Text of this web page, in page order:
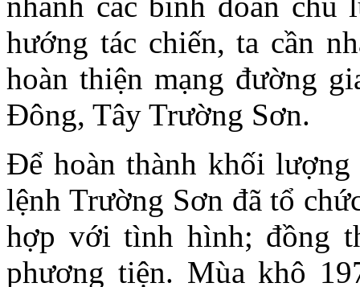
hướng tác chiến, ta cần
hoàn thiện mạng đường
Đông, Tây Trường Sơn.
Để hoàn thành khối
lệnh Trường Sơn đã tổ
hợp với tình hình; đồng
phương tiện. Mùa khô